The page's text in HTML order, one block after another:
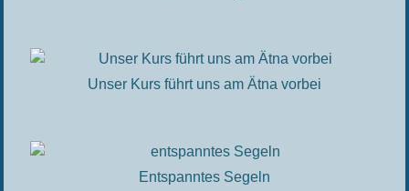
Unser Kurs führt uns am Ätna vorbei
Entspanntes Segeln